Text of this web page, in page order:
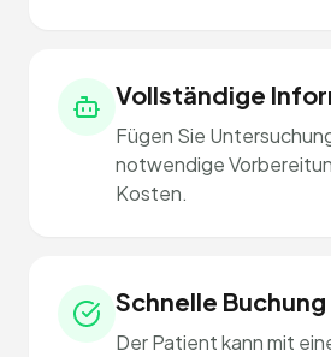
Vollständige
Fügen Sie
notwendige
Kosten.
Schnelle Buchung
Der Patient kann mit